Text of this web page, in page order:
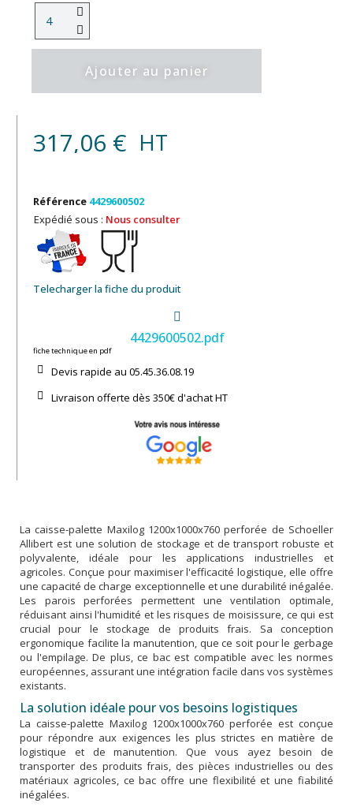
Ajouter au panier
317,06 € HT
Référence 4429600502
Expédié sous : Nous consulter
Telecharger la fiche du produit
4429600502.pdf
fiche technique en pdf
Devis rapide au 05.45.36.08.19​
Livraison offerte dès 350€ d'achat​ HT
La caisse-palette Maxilog 1200x1000x760 perforée de Schoeller
Allibert est une solution de stockage et de transport robuste et
polyvalente, idéale pour les applications industrielles et
agricoles. Conçue pour maximiser l'efficacité logistique, elle offre
une capacité de charge exceptionnelle et une durabilité inégalée.
Les parois perforées permettent une ventilation optimale,
réduisant ainsi l'humidité et les risques de moisissure, ce qui est
crucial pour le stockage de produits frais. Sa conception
ergonomique facilite la manutention, que ce soit pour le gerbage
ou l'empilage. De plus, ce bac est compatible avec les normes
européennes, assurant une intégration facile dans vos systèmes
existants.
La solution idéale pour vos besoins logistiques
La caisse-palette Maxilog 1200x1000x760 perforée est conçue
pour répondre aux exigences les plus strictes en matière de
logistique et de manutention. Que vous ayez besoin de
transporter des produits frais, des pièces industrielles ou des
matériaux agricoles, ce bac offre une flexibilité et une fiabilité
inégalées.